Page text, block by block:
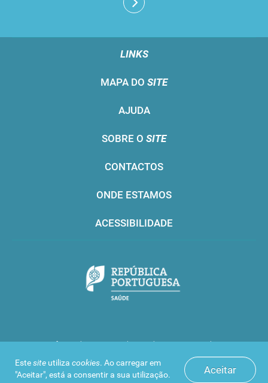
Aceitar
Estesite utiliza cookies. Ao carregar em
"Aceitar", está a consentir a sua utilização.
LINKS
MAPA DO SITE
AJUDA
SOBRE O SITE
CONTACTOS
ONDE ESTAMOS
ACESSIBILIDADE
Infarmed © 2016. Todos os direitos reservados